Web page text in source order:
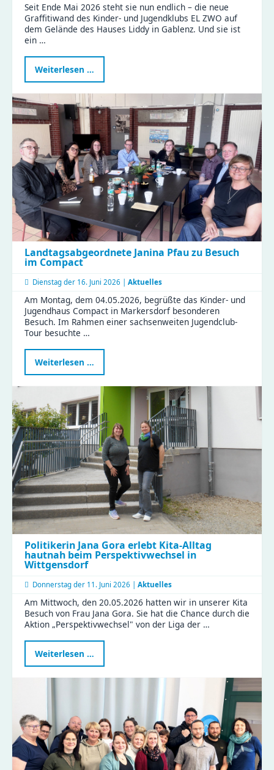
Seit Ende Mai 2026 steht sie nun endlich – die neue
Graffitiwand des Kinder- und Jugendklubs EL ZWO auf
dem Gelände des Hauses Liddy in Gablenz. Und sie ist
ein …
Weiterlesen …
Graffitiwand
am
ZWO
eröffnet
–
Platz
für
eure
Streetart
Landtagsabgeordnete Janina Pfau zu Besuch
im Compact
Dienstag der 16. Juni 2026 | Aktuelles
Am Montag, dem 04.05.2026, begrüßte das Kinder- und
Jugendhaus Compact in Markersdorf besonderen
Besuch. Im Rahmen einer sachsenweiten Jugendclub-
Tour besuchte …
Weiterlesen …
Janina
Pfau
zu
Besuch
im
Compact
Politikerin Jana Gora erlebt Kita-Alltag
hautnah beim Perspektivwechsel in
Wittgensdorf
Donnerstag der 11. Juni 2026 | Aktuelles
Am Mittwoch, den 20.05.2026 hatten wir in unserer Kita
Besuch von Frau Jana Gora. Sie hat die Chance durch die
Aktion „Perspektivwechsel" von der Liga der …
Weiterlesen …
Jana
Gora
Alltag
hautnah
beim
Perspektivwechsel
in
Wittgensdorf